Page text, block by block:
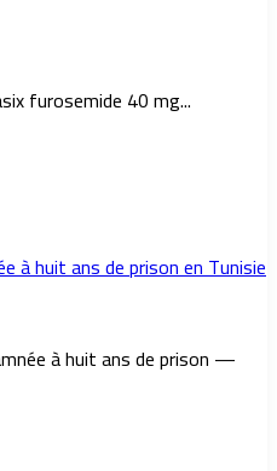
furosemide 40 mg...
à huit ans de prison en Tunisie
à huit ans de prison —